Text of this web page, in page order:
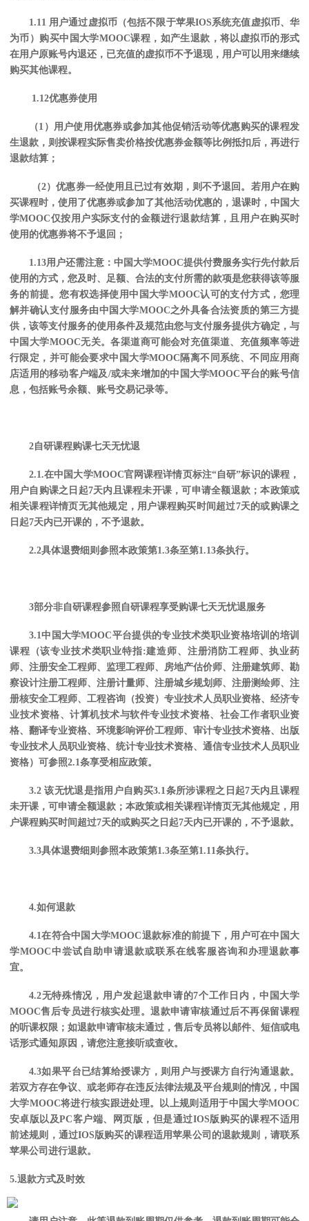
1.11 用户通过虚拟币（包括不限于苹果IOS系统充值虚拟币、华
为币）购买中国大学MOOC课程，如产生退款，将以虚拟币的形式
在用户原账号内退还，已充值的虚拟币不予退现，用户可以用来继续
购买其他课程。
1.12优惠券使用
（1）用户使用优惠券或参加其他促销活动等优惠购买的课程发
生退款，则按课程实际售卖价格按优惠券金额等比例抵扣后，再进行
退款结算；
（2）优惠券一经使用且已过有效期，则不予退回。若用户在购
买课程时，使用了优惠券或参加了其他活动优惠的，退课时，中国大
学MOOC仅按用户实际支付的金额进行退款结算，且用户在购买时
使用的优惠券将不予退回；
1.13用户还需注意：中国大学MOOC提供付费服务实行先付款后
使用的方式，您及时、足额、合法的支付所需的款项是您获得该等服
务的前提。您有权选择使用中国大学MOOC认可的支付方式， 您理
解并确认支付服务由中国大学MOOC之外具备合法资质的第三方提
供，该等支付服务的使用条件及规范由您与支付服务提供方确定，与
中国大学MOOC无关。各渠道商可能会对充值渠道、充值频率等进
行限定，并可能会要求中国大学MOOC隔离不同系统、不同应用商
店适用的移动客户端及/或未来增加的中国大学MOOC平台的账号信
息，包括账号余额、账号交易记录等。
2自研课程购课七天无忧退
2.1.在中国大学MOOC官网课程详情页标注“自研”标识的课程 ，
用户自 购课之日起7天内且课程未开课 ，可申请全额退款；本政策或
相关课程详情页无其他规定，用户课程购买时间超过7天的或购课之
日起7天内已开课的 ，不予退款。
2.2具体退费细则参照本政策第1.3条至第1.13条执行。
3部分非自研课程参照自研课程享受购课七天无忧退服务
3.1中国大学MOOC平台提供的专业技术类职业资格培训的培训
课程（该专业技术类职业特指:建造师、注册消防工程师、执业药
师、注册安全工程师、监理工程师、房地产估价师、注册建筑师、勘
察设计注册工程师、注册计量师、注册城乡规划师、注册测绘师、注
册核安全工程师、工程咨询（投资）专业技术人员职业资格、经济专
业技术资格、计算机技术与软件专业技术资格、社会工作者职业资
格、翻译专业资格、环境影响评价工程师、审计专业技术资格、出版
专业技术人员职业资格、统计专业技术资格、通信专业技术人员职业
资格）可参照2.1条享受相应政策。
3.2 该无忧退是指用户自 购买3.1条所涉课程之日起7天内且课程
未开课 ，可申请全额退款；本政策或相关课程详情页无其他规定，用
户课程购买时间超过7天的或购买之日起7天内已开课的，不予退款。
3.3具体退费细则参照本政策第1.3条至第1.11条执行。
4.如何退款
4.1在符合中国大学MOOC退款标准的前提下，用户可在中国大
学MOOC中尝试自助申请退款或联系在线客服咨询和办理退款事
宜。
4.2无特殊情况，用户发起退款申请的7个工作日内，中国大学
MOOC售后专员进行核实处理。退款申请审核通过后不再保留课程
的听课权限；如退款申请审核未通过，售后专员将以邮件、短信或电
话形式通知原因，请您注意接听或查收。
4.3如果平台已结算给授课方，则用户与授课方自行沟通退款。
若双方存在争议、或老师存在违反法律法规及平台规则的情况，中国
大学MOOC将进行核实跟进处理。以上规则适用于中国大学MOOC
安卓版以及PC客户端、网页版，但是通过IOS版购买的课程不适用
前述规则，通过IOS版购买的课程适用苹果公司的退款规则，请联系
苹果公司进行退款。
5.退款方式及时效